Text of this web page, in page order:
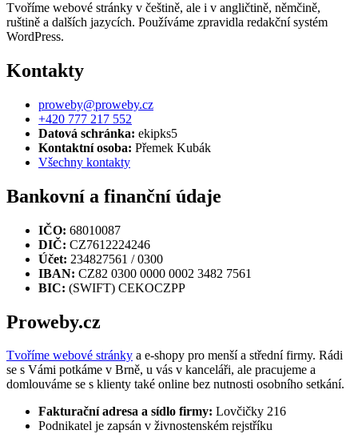
Tvoříme webové stránky v češtině, ale i v angličtině, němčině,
ruštině a dalších jazycích. Používáme zpravidla redakční systém
WordPress.
Kontakty
proweby@proweby.cz
+420 777 217 552
Datová schránka: ekipks5
Kontaktní osoba: Přemek Kubák
Všechny kontakty
Bankovní a finanční údaje
IČO: 68010087
DIČ: CZ7612224246
Účet: 234827561 / 0300
IBAN: CZ82 0300 0000 0002 3482 7561
BIC: (SWIFT) CEKOCZPP
Proweby.cz
Tvoříme webové stránky a e-shopy pro menší a střední firmy. Rádi
se s Vámi potkáme v Brně, u vás v kanceláři, ale pracujeme a
domlouváme se s klienty také online bez nutnosti osobního setkání.
Fakturační adresa a sídlo firmy: Lovčičky 216
Podnikatel je zapsán v živnostenském rejstříku